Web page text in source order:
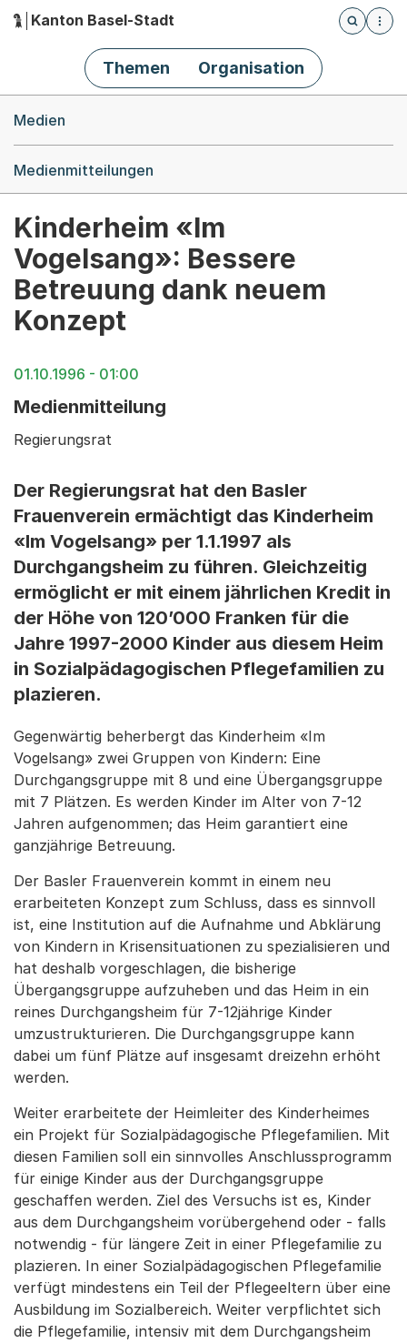
Hauptnavigation
Kanton Basel-Stadt
Öffnet
Themen Organisation
Medien
Medienmitteilungen
Kinderheim «Im
Vogelsang»: Bessere
Betreuung dank neuem
Konzept
01.10.1996 - 01:00
Medienmitteilung
Regierungsrat
Der Regierungsrat hat den Basler
Frauenverein ermächtigt das Kinderheim
«Im Vogelsang» per 1.1.1997 als
Durchgangsheim zu führen. Gleichzeitig
ermöglicht er mit einem jährlichen Kredit in
der Höhe von 120’000 Franken für die
Jahre 1997-2000 Kinder aus diesem Heim
in Sozialpädagogischen Pflegefamilien zu
plazieren.
Gegenwärtig beherbergt das Kinderheim «Im
Vogelsang» zwei Gruppen von Kindern: Eine
Durchgangsgruppe mit 8 und eine Übergangsgruppe
mit 7 Plätzen. Es werden Kinder im Alter von 7-12
Jahren aufgenommen; das Heim garantiert eine
ganzjährige Betreuung.
Der Basler Frauenverein kommt in einem neu
erarbeiteten Konzept zum Schluss, dass es sinnvoll
ist, eine Institution auf die Aufnahme und Abklärung
von Kindern in Krisensituationen zu spezialisieren und
hat deshalb vorgeschlagen, die bisherige
Übergangsgruppe aufzuheben und das Heim in ein
reines Durchgangsheim für 7-12jährige Kinder
umzustrukturieren. Die Durchgangsgruppe kann
dabei um fünf Plätze auf insgesamt dreizehn erhöht
werden.
Weiter erarbeitete der Heimleiter des Kinderheimes
ein Projekt für Sozialpädagogische Pflegefamilien. Mit
diesen Familien soll ein sinnvolles Anschlussprogramm
für einige Kinder aus der Durchgangsgruppe
geschaffen werden. Ziel des Versuchs ist es, Kinder
aus dem Durchgangsheim vorübergehend oder - falls
notwendig - für längere Zeit in einer Pflegefamilie zu
plazieren. In einer Sozialpädagogischen Pflegefamilie
verfügt mindestens ein Teil der Pflegeeltern über eine
Ausbildung im Sozialbereich. Weiter verpflichtet sich
die Pflegefamilie, intensiv mit dem Durchgangsheim